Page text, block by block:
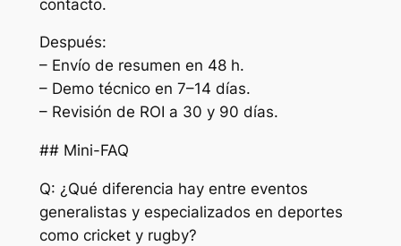
contacto.
Después:
– Envío de resumen en 48 h.
– Demo técnico en 7–14 días.
– Revisión de ROI a 30 y 90 días.
## Mini-FAQ
Q: ¿Qué diferencia hay entre eventos
generalistas y especializados en deportes
como cricket y rugby?